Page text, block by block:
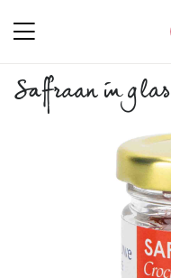
Saffraan in glas